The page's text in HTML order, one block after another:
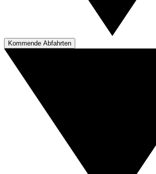
Kommende Abfahrten